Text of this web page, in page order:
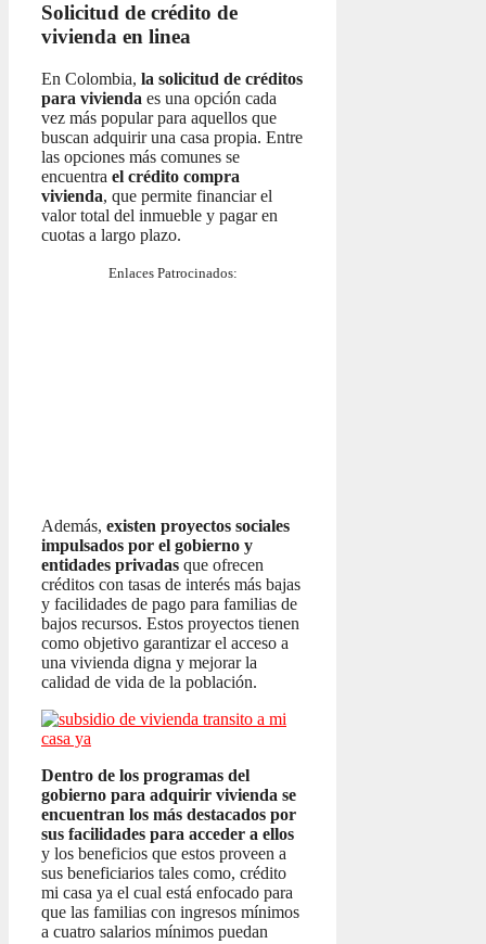
Solicitud de crédito de
vivienda en linea
En Colombia, la solicitud de créditos
para vivienda es una opción cada
vez más popular para aquellos que
buscan adquirir una casa propia. Entre
las opciones más comunes se
encuentra el crédito compra
vivienda, que permite financiar el
valor total del inmueble y pagar en
cuotas a largo plazo.
Enlaces Patrocinados:
Además, existen proyectos sociales
impulsados por el gobierno y
entidades privadas que ofrecen
créditos con tasas de interés más bajas
y facilidades de pago para familias de
bajos recursos. Estos proyectos tienen
como objetivo garantizar el acceso a
una vivienda digna y mejorar la
calidad de vida de la población.
Dentro de los programas del
gobierno para adquirir vivienda se
encuentran los más destacados por
sus facilidades para acceder a ellos
y los beneficios que estos proveen a
sus beneficiarios tales como, crédito
mi casa ya el cual está enfocado para
que las familias con ingresos mínimos
a cuatro salarios mínimos puedan